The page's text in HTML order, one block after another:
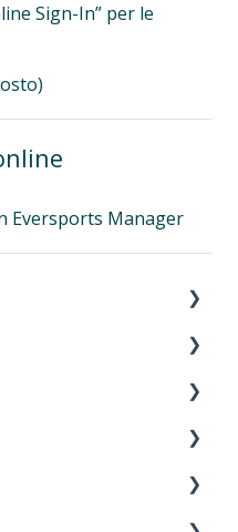
Sign-In” per le
Eversports Manager
(MFA)
telefono
ritiri e